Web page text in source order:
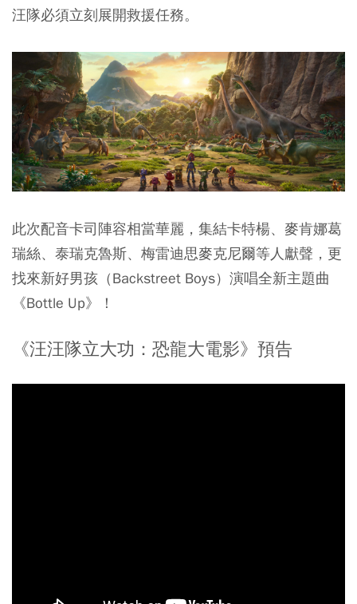
汪隊必須立刻展開救援任務。
此次配音卡司陣容相當華麗，集結卡特楊、麥肯娜葛
瑞絲、泰瑞克魯斯、梅雷迪思麥克尼爾等人獻聲，更
找來新好男孩（Backstreet Boys）演唱全新主題曲
《Bottle Up》！
《汪汪隊立大功：恐龍大電影》預告